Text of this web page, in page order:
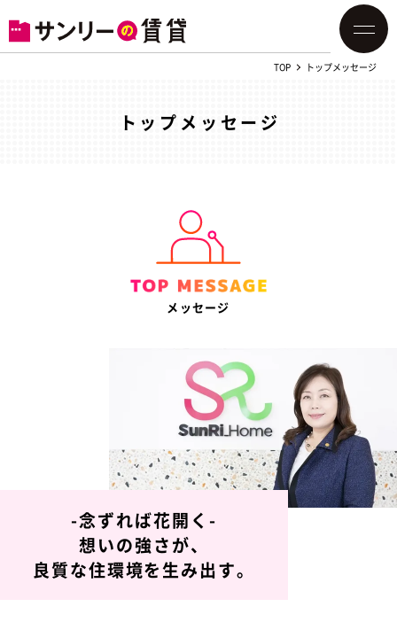
TOP トップメッセージ
トップメッセージ
メッセージ
-念ずれば花開く-
想いの強さが、
良質な住環境を生み出す。